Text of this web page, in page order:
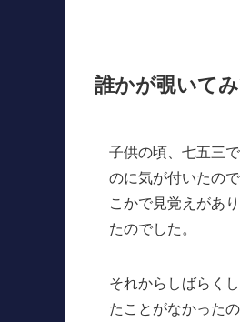
誰かが覗いて
子供の頃、七五三
のに気が付いたの
こかで見覚えがあ
たのでした。
それからしばらく
たことがなかった